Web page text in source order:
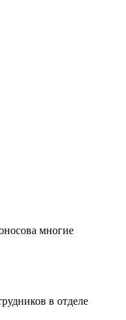
многие
в отделе